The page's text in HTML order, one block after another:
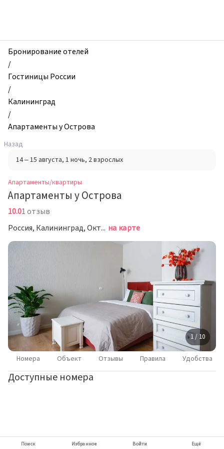
и
квартиры,
Апартаменты
Острова,
Калининград,
Россия
Бронирование отелей
/
Гостиницы России
/
Калининград
/
Апартаменты у Острова
Назад
14 – 15 августа, 1 ночь, 2 взрослых
Апартаменты/квартиры
Апартаменты у Острова
10.01 отзыв
Россия, Калининград, Октябрьская улица, 72 на карте
1 / 10
Номера Объект Отзывы Правила Удобства
Доступные номера
Поиск Избранное Войти Ещё